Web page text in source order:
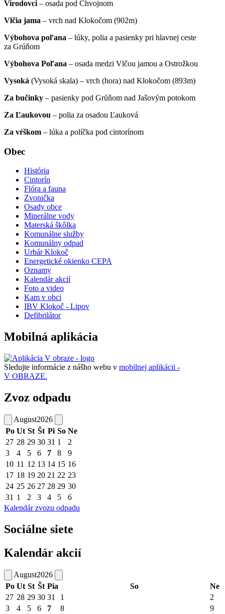
Virodovci – osada pod Chvojnom
Vlčia jama – vrch nad Klokočom (902m)
Výbohova poľana – lúky, polia a pasienky pri hlavnej ceste
za Grúňom
Výbohova Poľana – osada medzi Vlčou jamou a Ostrožkou
Vysoká (Vysoká skala) – vrch (hora) nad Klokočom (893m)
Za bučinky – pasienky pod Grúňom nad Jašovým potokom
Za Ľaukovou – polia za osadou Ľauková
Za vŕškom – lúka a políčka pod cintorínom
Obec
História
Cintorín
Flóra a fauna
Zvonička
Osady obce
Minerálne vody
Materská škôlka
Komunálne služby
Komunálny odpad
Urbár Klokoč
Energetické okienko CEPA
Oznamy
Kalendár akcií
Foto a video
Kam v obci
IBV Klokoč - Lipov
Defibrilátor
Mobilná aplikácia
Sledujte informácie z nášho webu v mobilnej aplikácii -
V OBRAZE.
Zvoz odpadu
August2026
Po Ut St Št Pi So Ne
27 28 29 30 31 1
2
3
4 5 6 7 8
9
10 11 12 13 14 15 16
17 18 19 20 21 22 23
24 25 26 27 28 29 30
31 1 2 3 4 5
6
Kalendár zvozu odpadu
Sociálne siete
Kalendár akcií
August2026
Po Ut St Št Pia So
Ne
27 28 29 30 31 1
2
3
4 5 6 7 8 9